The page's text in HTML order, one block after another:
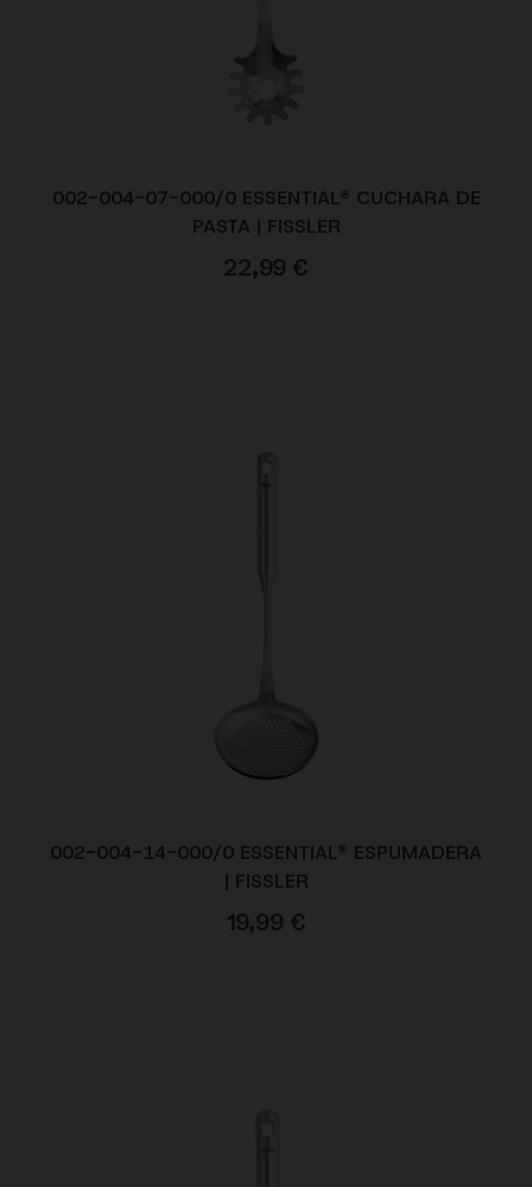
002-004-07-000/0 ESSENTIAL® CUCHARA DE
PASTA | FISSLER
22,99 €
002-004-14-000/0 ESSENTIAL® ESPUMADERA
| FISSLER
19,99 €